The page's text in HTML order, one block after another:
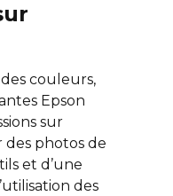
couleurs,
Epson
sur
des photos de
et d’une
des